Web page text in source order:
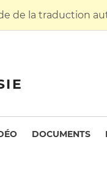
de la traduction
DOCUMENTS